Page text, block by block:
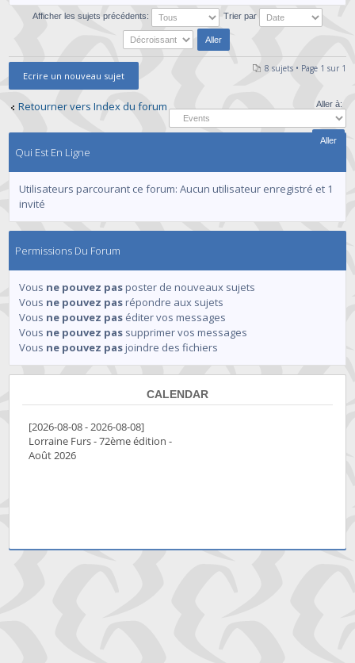
Afficher les sujets précédents: Trier par
Ecrire un nouveau sujet
8 sujets • Page 1 sur 1
Retourner vers Index du forum Aller à:
Qui Est En Ligne
Utilisateurs parcourant ce forum: Aucun utilisateur enregistré et 1
invité
Permissions Du Forum
Vous ne pouvez pasposter de nouveaux sujets
Vous ne pouvez pasrépondre aux sujets
Vous ne pouvez pas éditer vos messages
Vous ne pouvez pas supprimer vos messages
Vous ne pouvez pasjoindre des fichiers
CALENDAR